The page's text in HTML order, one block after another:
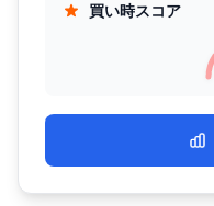
買い時スコア